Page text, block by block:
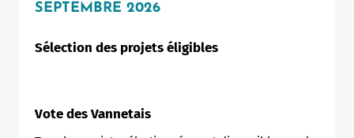
SEPTEMBRE 2026
Sélection des projets éligibles
Vote des Vannetais